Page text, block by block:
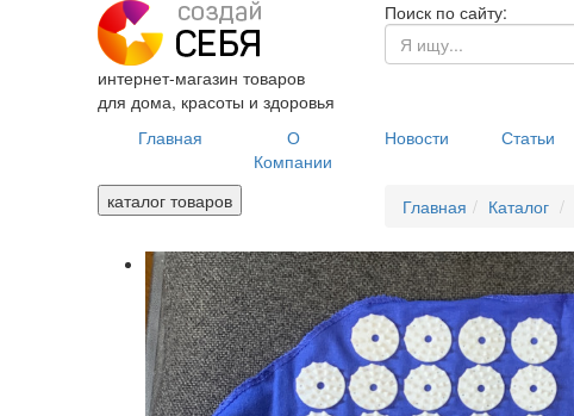
интернет-магазин товаров
для дома, красоты и здоровья
Поиск по сайту:
Главная
О
Компании
Новости Статьи
каталог товаров Главная Каталог